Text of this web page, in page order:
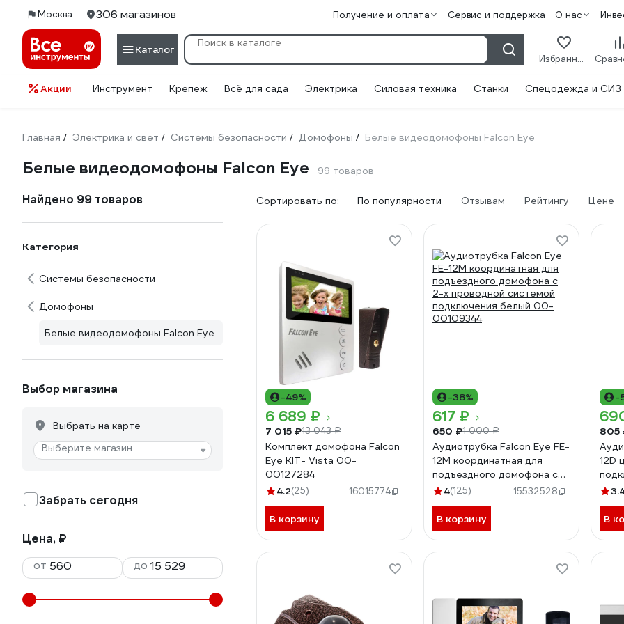
Москва 306 магазинов Получение и оплата Сервис и поддержка О нас
Каталог
Избранное
Акции Инструмент Крепеж Всё для сада Электрика Силовая техника Станки Спецодежда и СИЗ
Главная / Электрика и свет / Системы безопасности / Домофоны / Белые видеодомофоны Falcon Eye
Белые видеодомофоны Falcon Eye 99 товаров
Найдено 99 товаров
Категория
Системы безопасности
Домофоны
Белые видеодомофоны Falcon Eye
Выбор магазина
Выбрать на карте
Выберите магазин
Забрать сегодня
Цена, ₽
от
до
Сортировать по: По популярности Отзывам Рейтингу Цене
-49%
6 689 ₽
7 015 ₽13 043 ₽
Комплект домофона Falcon
Eye KIT- Vista 00-
00127284
4.2(25) 16015774
В корзину
-38%
617 ₽
650 ₽1 000 ₽
Аудиотрубка Falcon Eye FE-
12M координатная для
подъездного домофона с
2-х проводной системой
00109344
4(125) 15532528
В корзину
-
805
12D
В